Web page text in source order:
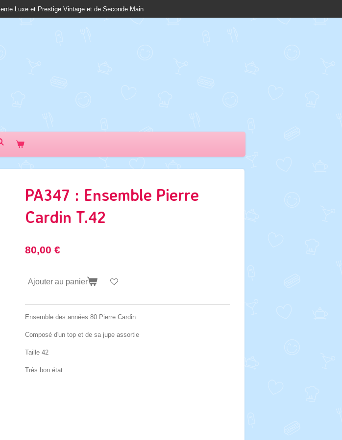
Luxe et Prestige Vintage et de Seconde Main
PA347 : Ensemble Pierre
Cardin T.42
80,00 €
Ajouter au panier
Ensemble des années 80 Pierre Cardin
Composé d'un top et de sa jupe assortie
Taille 42
Très bon état